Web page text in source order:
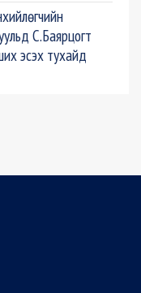
С.Баярцогт
эсэх тухайд